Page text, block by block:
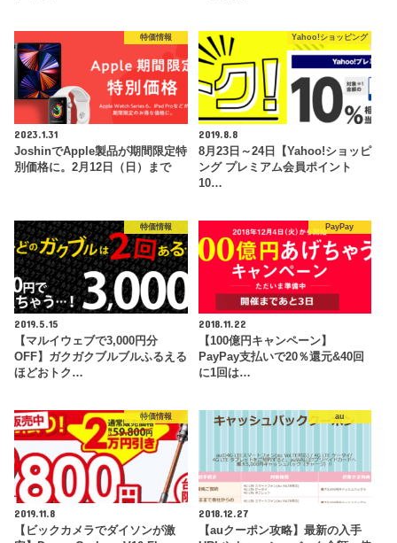
特価情報
2023.1.31
JoshinでApple製品が期間限定特
別価格に。2月12日（日）まで
Yahoo!ショッピング
2019.8.8
8月23日～24日【Yahoo!ショッピ
ング プレミアム会員ポイント
10…
特価情報
2019.5.15
【マルイウェブで3,000円分
OFF】ガクガクブルブルふるえる
ほどおトク…
PayPay
2018.11.22
【100億円キャンペーン】
PayPay支払いで20％還元&40回
に1回は…
特価情報
2019.11.8
【ビックカメラでダイソンが激
au
2018.12.27
【auクーポン攻略】最新の入手